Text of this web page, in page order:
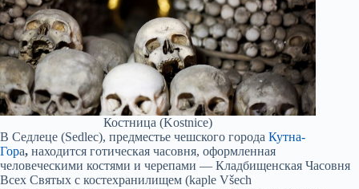
Костница (Kostnice)
В Седлеце (Sedlec), предместье чешского города Кутна-
Гора, находится готическая часовня, оформленная
человеческими костями и черепами — Кладбищенская Часовня
Всех Святых с костехранилищем (kaple Všech